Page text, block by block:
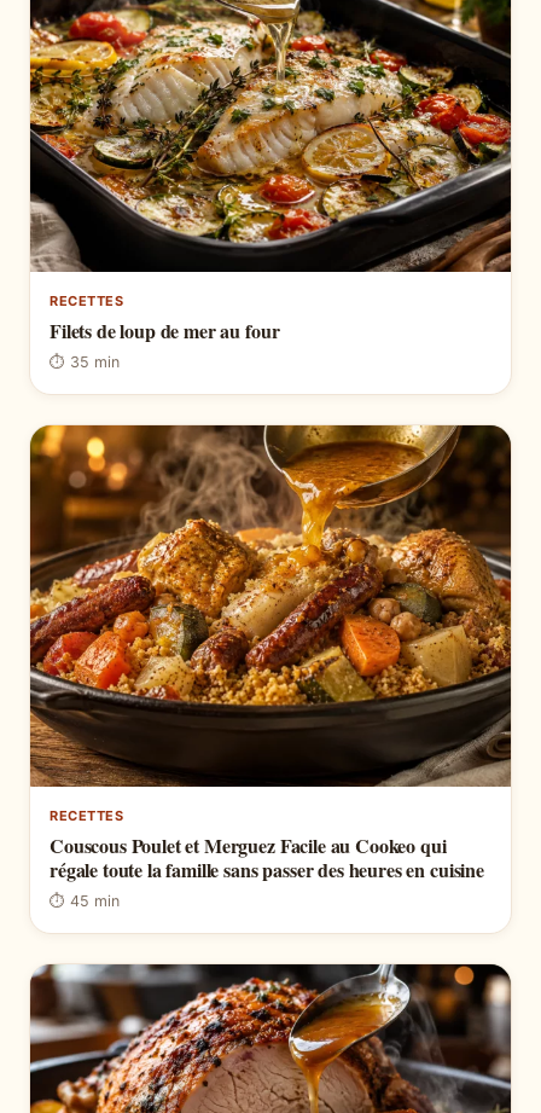
RECETTES
Filets de loup de mer au four
⏱ 35 min
RECETTES
Couscous Poulet et Merguez Facile au Cookeo qui
régale toute la famille sans passer des heures en cuisine
⏱ 45 min